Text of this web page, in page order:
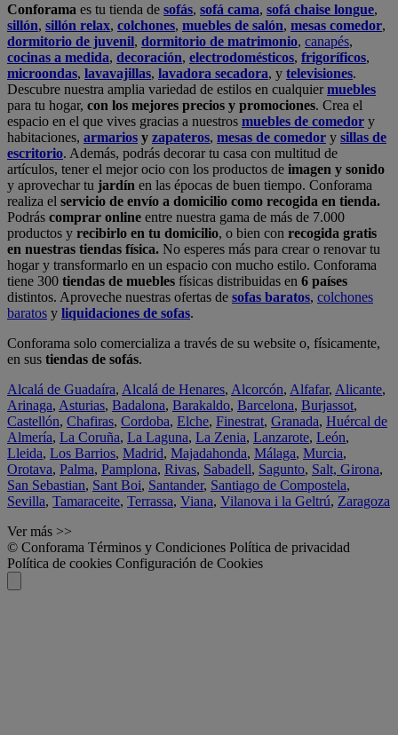
Conforama es tu tienda de sofás, sofá cama, sofá chaise longue,
sillón, sillón relax, colchones, muebles de salón, mesas comedor,
dormitorio de juvenil, dormitorio de matrimonio, canapés,
cocinas a medida, decoración, electrodomésticos, frigoríficos,
microondas, lavavajillas, lavadora secadora, y televisiones.
Descubre nuestra amplia variedad de estilos en cualquiermuebles
para tu hogar, con los mejores precios y promociones. Crea el
espacio en el que vives gracias a nuestros muebles de comedor y
habitaciones, armarios y zapateros, mesas de comedor y sillas de
escritorio. Además, podrás decorar tu casa con multitud de
artículos, tener el mejor ocio con los productos de imagen y sonido
y aprovechar tu jardín en las épocas de buen tiempo. Conforama
realiza el servicio de envío a domicilio como recogida en tienda.
Podrás comprar online entre nuestra gama de más de 7.000
productos y recibirlo en tu domicilio, o bien con recogida gratis
en nuestras tiendas física. No esperes más para crear o renovar tu
hogar y transformarlo en un espacio con mucho estilo. Conforama
tiene 300 tiendas de muebles físicas distribuidas en 6 países
distintos. Aproveche nuestras ofertas de sofas baratos, colchones
baratos y liquidaciones de sofas.
Conforama solo comercializa a través de su website o, físicamente,
en sus tiendas de sofás.
Alcalá de Guadaíra, Alcalá de Henares, Alcorcón, Alfafar, Alicante,
Arinaga, Asturias, Badalona, Barakaldo, Barcelona, Burjassot,
Castellón, Chafiras, Cordoba, Elche, Finestrat, Granada, Huércal de
Almería, La Coruña, La Laguna, La Zenia, Lanzarote, León,
Lleida, Los Barrios, Madrid, Majadahonda, Málaga, Murcia,
Orotava, Palma, Pamplona, Rivas, Sabadell, Sagunto, Salt, Girona,
San Sebastian, Sant Boi, Santander, Santiago de Compostela,
Sevilla, Tamaraceite, Terrassa, Viana, Vilanova i la Geltrú, Zaragoza
Ver más >>
© Conforama Términos y Condiciones Política de privacidad
Política de cookies Configuración de Cookies